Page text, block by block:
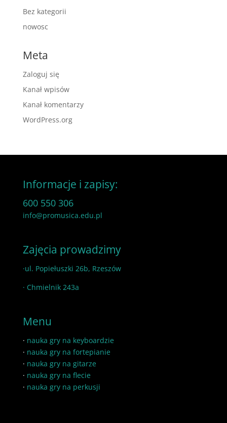
Bez kategorii
nowosc
Meta
Zaloguj się
Kanał wpisów
Kanał komentarzy
WordPress.org
Informacje i zapisy:
600 550 306
info@promusica.edu.pl
Zajęcia prowadzimy
·ul. Popiełuszki 26b, Rzeszów
· Chmielnik 243a
Menu
· nauka gry na keyboardzie
· nauka gry na fortepianie
· nauka gry na gitarze
· nauka gry na flecie
· nauka gry na perkusji